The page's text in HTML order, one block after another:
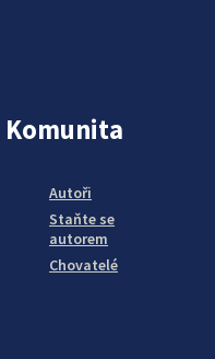
Komunita
Autoři
Staňte se
autorem
Chovatelé